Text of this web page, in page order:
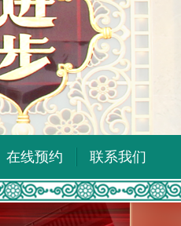
在线预约 联系我们